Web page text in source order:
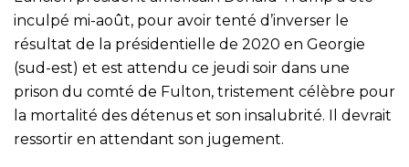
inculpé mi-août, pour avoir tenté d’inverser le
résultat de la présidentielle de 2020 en Georgie
(sud-est) et est attendu ce jeudi soir dans une
prison du comté de Fulton, tristement célèbre pour
la mortalité des détenus et son insalubrité. Il devrait
ressortir en attendant son jugement.